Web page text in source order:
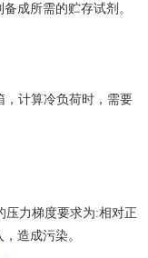
成所需的贮存试剂。
，计算冷负荷时，需要
压力梯度要求为:相对正
造成污染。